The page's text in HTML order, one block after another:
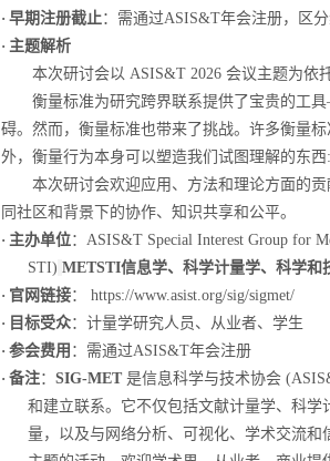
· 早期注册截止：需通过ASIS&T年会注册，区
· 主题解析
本次研讨会以 ASIS&T 2026 会议主题为依
衡量标准为研究跨界联系提供了宝贵的工具
碍。然而，衡量标准也带来了挑战。许多衡量
外，衡量行为本身可以塑造我们试图理解的东西:
本次研讨会欢迎应用、方法和理论方面的
同社区和背景下的协作、知识共享和公平。
· 主办单位： ASIS&T Special Interest Group for
STI) METSTI信息学、科学计量学、科学和
· 官网链接：
https://www.asist.org/sig/sigmet/
· 目标受众：计量学研究人员、从业者、学生
· 参会费用 ：需通过ASIS&T年会注册
· 备注： SIG-MET 是信息科学与技术协会
和建立联系。它不仅包括文献计量学、科
量，以及与网络分析、可视化、学术交流和